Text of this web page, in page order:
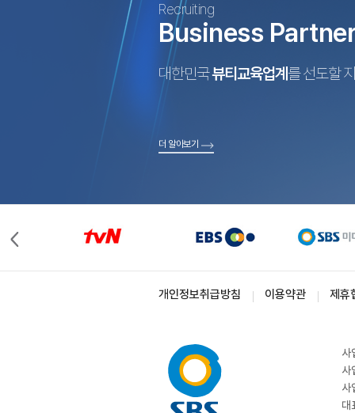
Recruiting
Business
대한민국뷰티교육업계 를 선도할
더 알아보기
개인정보취급방침 이용약관 제휴
사
사
사
대